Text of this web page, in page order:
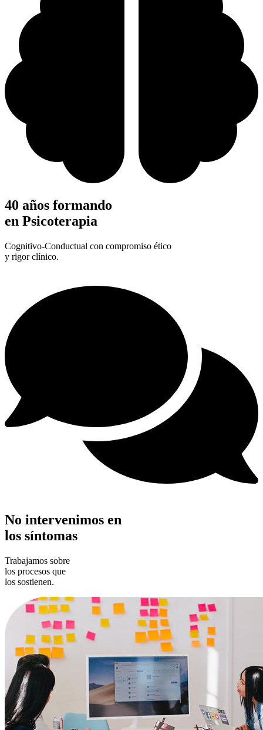
40 años formando
en Psicoterapia
Cognitivo-Conductual con compromiso ético
y rigor clínico.
No intervenimos en
los síntomas
Trabajamos sobre
los procesos que
los sostienen.